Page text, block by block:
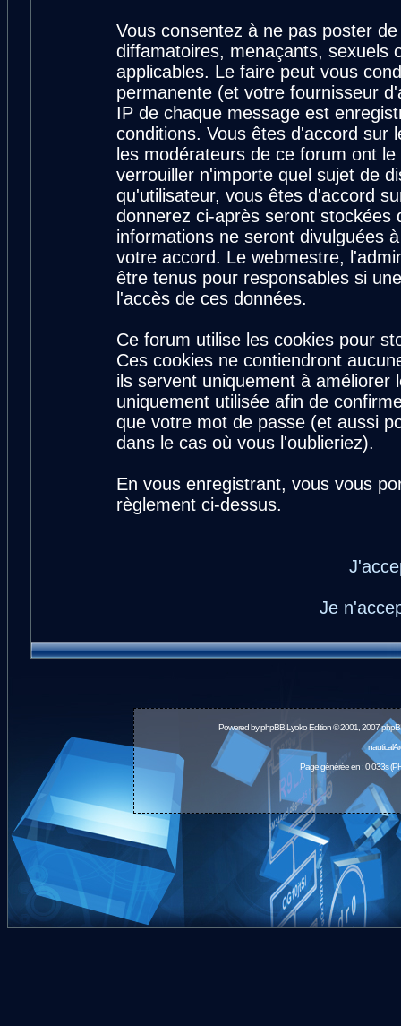
Vous consentez à ne pas poster
diffamatoires, menaçants, sexuels
applicables. Le faire peut vous
permanente (et votre fournisseur
IP de chaque message est
conditions. Vous êtes d'accord sur
les modérateurs de ce forum ont
verrouiller n'importe quel sujet de
qu'utilisateur, vous êtes d'accord
donnerez ci-après seront stockées
informations ne seront divulguées
votre accord. Le webmestre,
être tenus pour responsables si
l'accès de ces données.
Ce forum utilise les cookies pour
Ces cookies ne contiendront
ils servent uniquement à
uniquement utilisée afin de
que votre mot de passe (et aussi
dans le cas où vous l'oublieriez).
En vous enregistrant, vous vous
règlement ci-dessus.
Je
Powered byphpBBLyoko Edition © 2001, 2007
Page générée en : 0.033s